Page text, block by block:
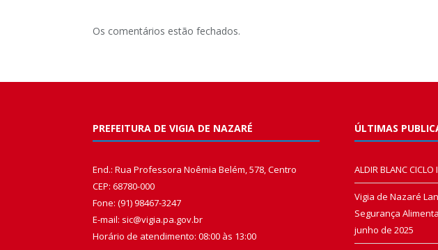
Os comentários estão fechados.
PREFEITURA DE VIGIA DE NAZARÉ
End.: Rua Professora Noêmia Belém, 578, Centro
CEP: 68780-000
Fone: (91) 98467-3247
E-mail: sic@vigia.pa.gov.br
Horário de atendimento: 08:00 às 13:00
ÚLTIMAS
ALDIR BLANC CICLO
Vigia de Nazaré
Segurança
junho de 2025